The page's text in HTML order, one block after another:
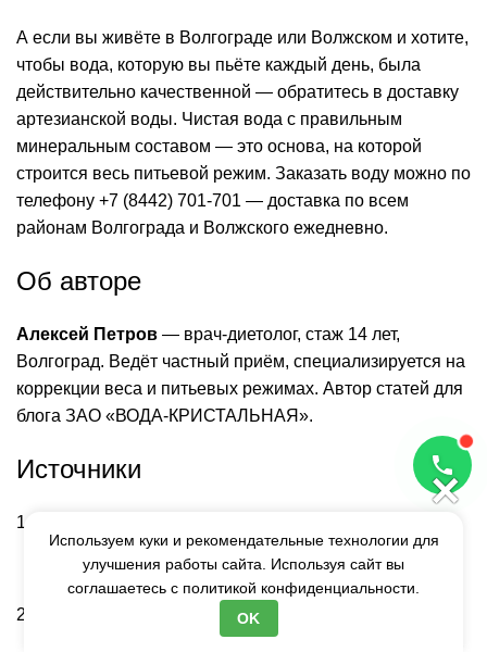
А если вы живёте в Волгограде или Волжском и хотите,
чтобы вода, которую вы пьёте каждый день, была
действительно качественной — обратитесь в доставку
артезианской воды. Чистая вода с правильным
минеральным составом — это основа, на которой
строится весь питьевой режим. Заказать воду можно по
телефону +7 (8442) 701-701 — доставка по всем
районам Волгограда и Волжского ежедневно.
Об авторе
Алексей Петров — врач-диетолог, стаж 14 лет,
Волгоград. Ведёт частный приём, специализируется на
коррекции веса и питьевых режимах. Автор статей для
блога ЗАО «ВОДА-КРИСТАЛЬНАЯ».
Источники
Journal of Clinical Endocrinology & Metabolism, 2007.
https://pubmed.ncbi.nlm.nih.gov/17916638/
University of Birmingham. Effect of drinking water on
energy intake. Journal of Human Nutrition and Dietetics,
×
Используем куки и рекомендательные технологии для
улучшения работы сайта. Используя сайт вы
соглашаетесь с политикой конфиденциальности.
OK